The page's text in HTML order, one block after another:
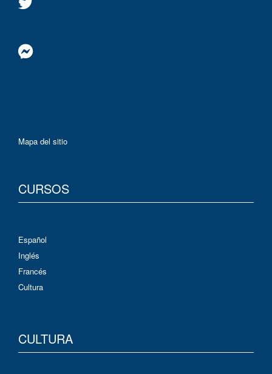
Mapa del sitio
CURSOS
Español
Inglés
Francés
Cultura
CULTURA